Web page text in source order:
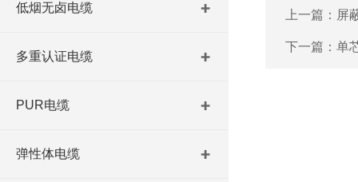
低烟无卤电缆
多重认证电缆
PUR电缆
弹性体电缆
上一篇： 屏
下一篇： 单